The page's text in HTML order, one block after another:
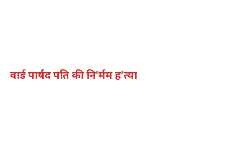
वार्ड पार्षद पति की नि’र्मम ह’त्या